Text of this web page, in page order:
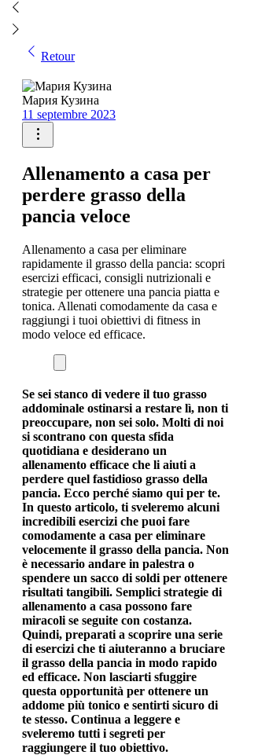
Retour
Мария Кузина
11 septembre 2023
Allenamento a casa per
perdere grasso della
pancia veloce
Allenamento a casa per eliminare
rapidamente il grasso della pancia: scopri
esercizi efficaci, consigli nutrizionali e
strategie per ottenere una pancia piatta e
tonica. Allenati comodamente da casa e
raggiungi i tuoi obiettivi di fitness in
modo veloce ed efficace.
Se sei stanco di vedere il tuo grasso
addominale ostinarsi a restare lì, non ti
preoccupare, non sei solo. Molti di noi
si scontrano con questa sfida
quotidiana e desiderano un
allenamento efficace che li aiuti a
perdere quel fastidioso grasso della
pancia. Ecco perché siamo qui per te.
In questo articolo, ti sveleremo alcuni
incredibili esercizi che puoi fare
comodamente a casa per eliminare
velocemente il grasso della pancia. Non
è necessario andare in palestra o
spendere un sacco di soldi per ottenere
risultati tangibili. Semplici strategie di
allenamento a casa possono fare
miracoli se seguite con costanza.
Quindi, preparati a scoprire una serie
di esercizi che ti aiuteranno a bruciare
il grasso della pancia in modo rapido
ed efficace. Non lasciarti sfuggire
questa opportunità per ottenere un
addome più tonico e sentirti sicuro di
te stesso. Continua a leggere e
sveleremo tutti i segreti per
raggiungere il tuo obiettivo.